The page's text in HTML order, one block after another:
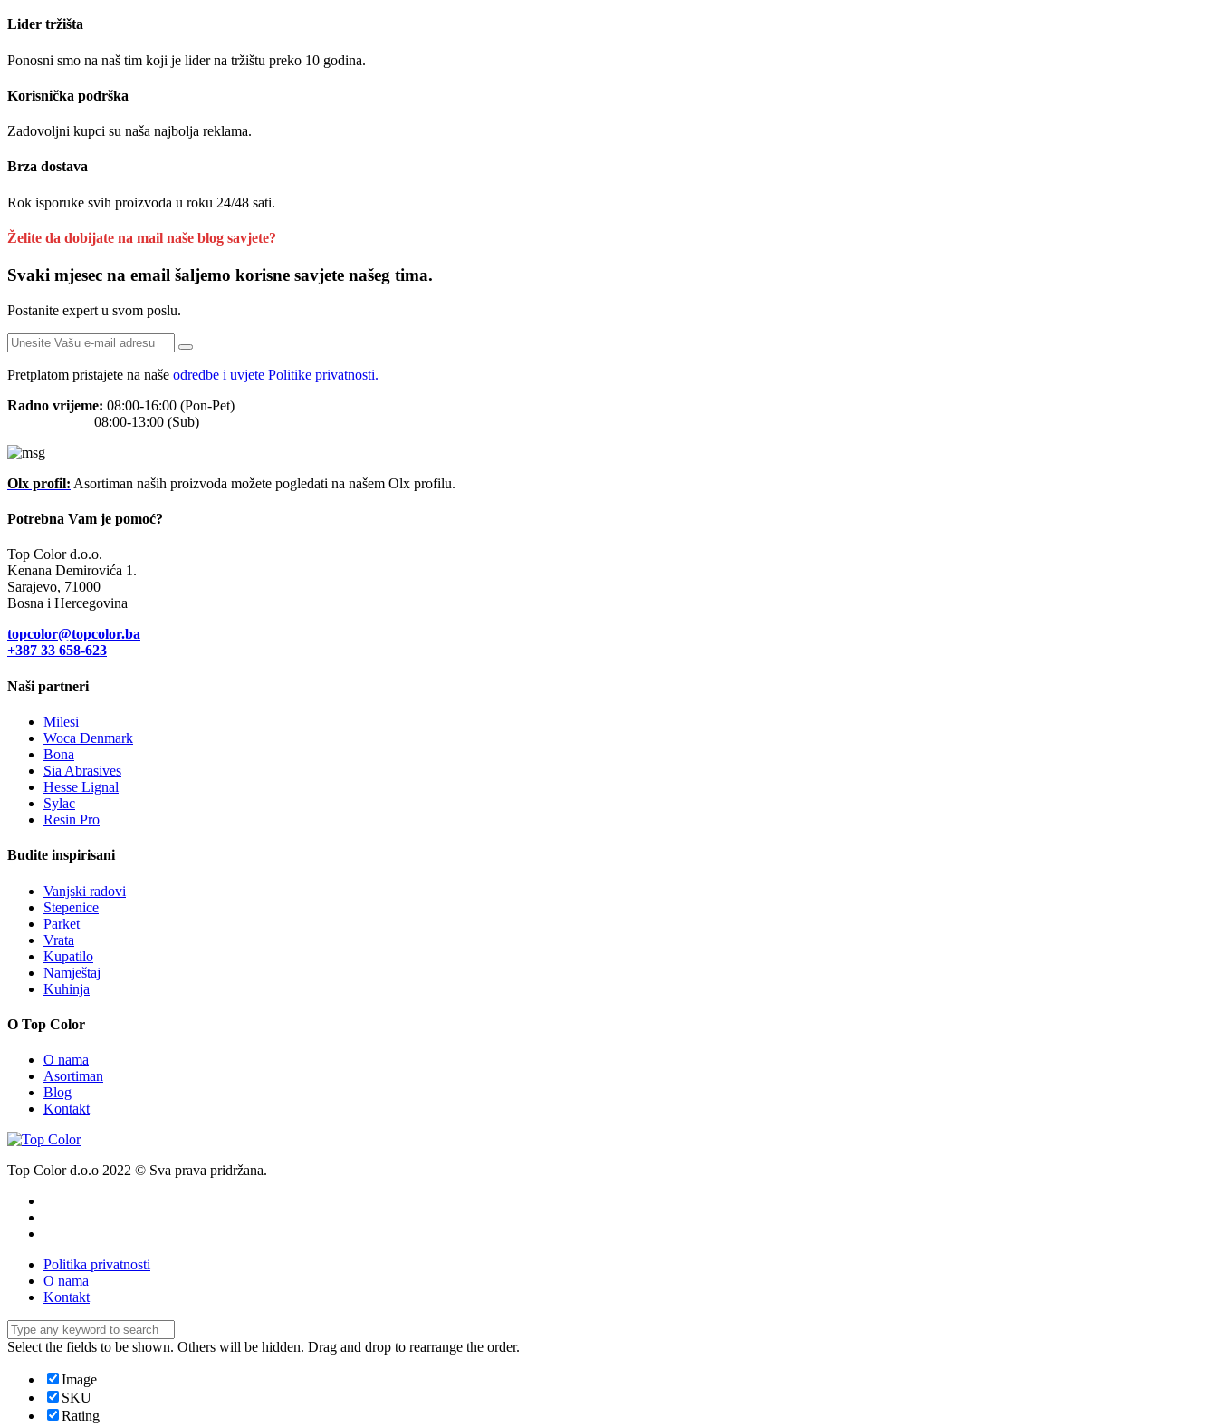
Lider tržišta
Ponosni smo na naš tim koji je lider na tržištu preko 10 godina.
Korisnička podrška
Zadovoljni kupci su naša najbolja reklama.
Brza dostava
Rok isporuke svih proizvoda u roku 24/48 sati.
Želite da dobijate na mail naše blog savjete?
Svaki mjesec na email šaljemo korisne savjete našeg tima.
Postanite expert u svom poslu.
Pretplatom pristajete na naše odredbe i uvjete Politike privatnosti.
Radno vrijeme: 08:00-16:00 (Pon-Pet)
08:00-13:00 (Sub)
Olx profil: Asortiman naših proizvoda možete pogledati na našem Olx profilu.
Potrebna Vam je pomoć?
Top Color d.o.o.
Kenana Demirovića 1.
Sarajevo, 71000
Bosna i Hercegovina
topcolor@topcolor.ba
+387 33 658-623
Naši partneri
Milesi
Woca Denmark
Bona
Sia Abrasives
Hesse Lignal
Sylac
Resin Pro
Budite inspirisani
Vanjski radovi
Stepenice
Parket
Vrata
Kupatilo
Namještaj
Kuhinja
O Top Color
O nama
Asortiman
Blog
Kontakt
Top Color d.o.o 2022 © Sva prava pridržana.
Politika privatnosti
O nama
Kontakt
Select the fields to be shown. Others will be hidden. Drag and drop to rearrange the order.
Image
SKU
Rating